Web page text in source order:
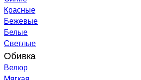
Красные
Бежевые
Белые
Светлые
Обивка
Велюр